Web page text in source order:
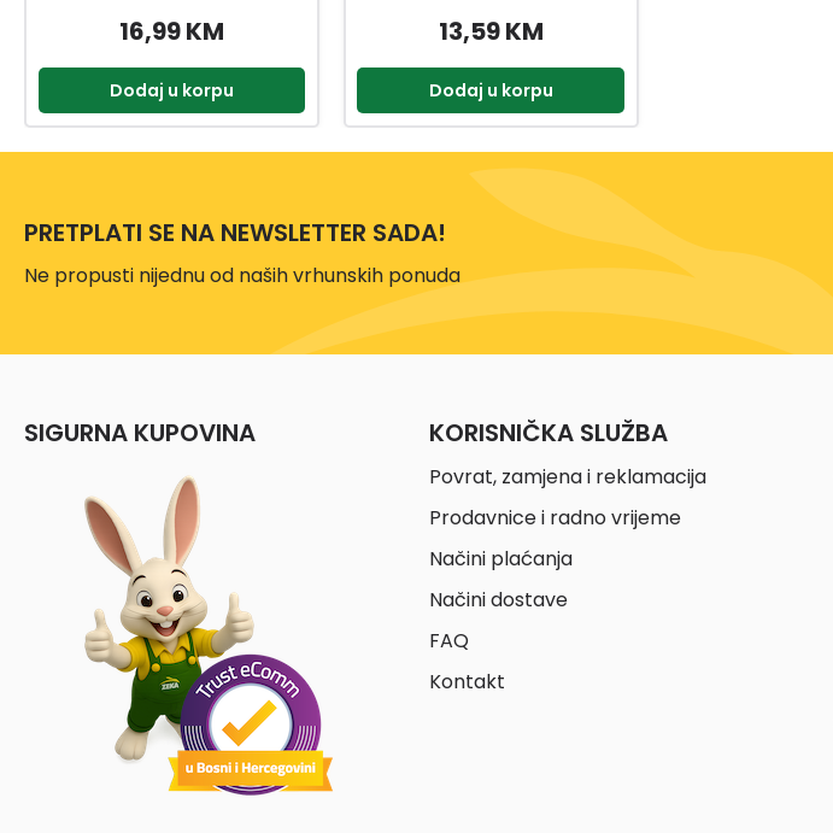
16,99 KM
Dodaj u korpu
13,59 KM
Dodaj u korpu
PRETPLATI SE NA NEWSLETTER SADA!
Ne propusti nijednu od naših vrhunskih ponuda
SIGURNA KUPOVINA KORISNIČKA SLUŽBA
Povrat, zamjena i reklamacija
Prodavnice i radno vrijeme
Načini plaćanja
Načini dostave
FAQ
Kontakt